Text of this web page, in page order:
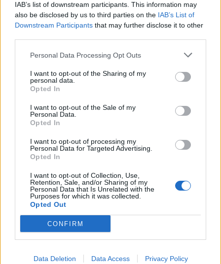
IAB’s list of downstream participants. This information may
also be disclosed by us to third parties on the IAB’s List of
Downstream Participants that may further disclose it to other
Personal Data Processing Opt Outs
I want to opt-out of the Sharing of my
personal data.
Opted In
I want to opt-out of the Sale of my
Personal Data.
Opted In
I want to opt-out of processing my
Personal Data for Targeted Advertising.
Opted In
I want to opt-out of Collection, Use,
Retention, Sale, and/or Sharing of my
Personal Data that Is Unrelated with the
Purposes for which it was collected.
Opted Out
CONFIRM
Data Deletion Data Access Privacy Policy
Επίσης, είπε πως η θερμοκρασία θα φτάσει τους
16 βαθμούς Κελσίου και ότι «το πέταγμα του
χαρταετού να αναβάλλεται για του χρόνου».
Email
Tags: Καθαρή Δευτέρα
Σχετικά Άρθρα